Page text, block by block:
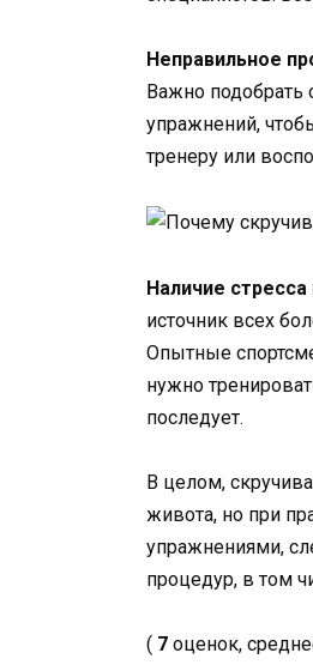
Неправильное
Важно подобрать
упражнений,
тренеру или
Наличие
источник всех
Опытные
нужно
последует.
В целом,
живота, но при
упражнениями,
процедур, в том
( 7 оценок,